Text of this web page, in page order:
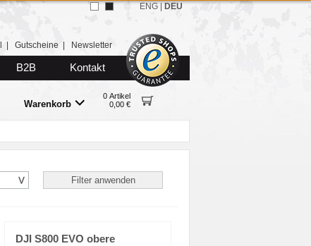
Gutscheine Newsletter
B2B Kontakt
Warenkorb
0 Artikel
0,00 €
ENG DEU
DJI S800 EVO obere